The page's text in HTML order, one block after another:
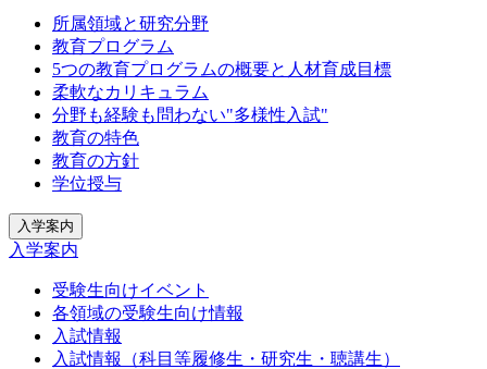
所属領域と研究分野
教育プログラム
5つの教育プログラムの概要と人材育成目標
柔軟なカリキュラム
分野も経験も問わない"多様性入試"
教育の特色
教育の方針
学位授与
入学案内
入学案内
受験生向けイベント
各領域の受験生向け情報
入試情報
入試情報（科目等履修生・研究生・聴講生）